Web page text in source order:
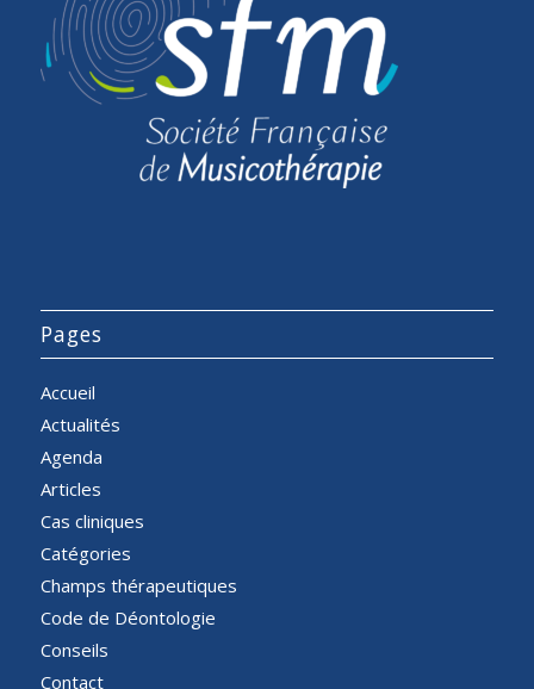
Pages
Accueil
Actualités
Agenda
Articles
Cas cliniques
Catégories
Champs thérapeutiques
Code de Déontologie
Conseils
Contact